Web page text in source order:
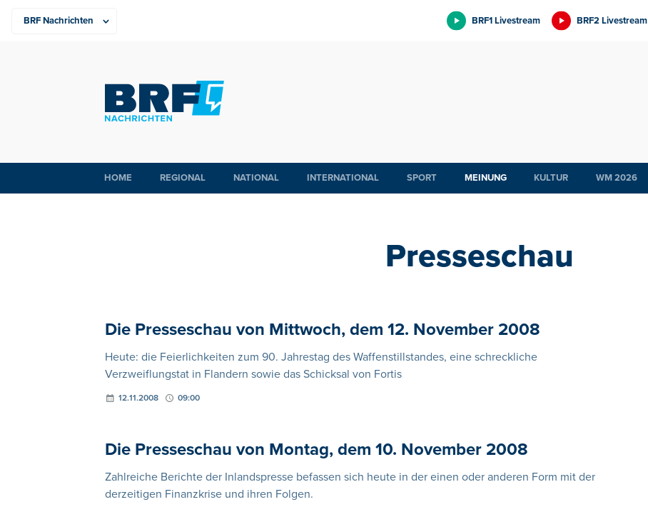
BRF1 Livestream BRF2 Livestream
HOME REGIONAL NATIONAL INTERNATIONAL SPORT MEINUNG KULTUR WM 2026
Presseschau
Die Presseschau von Mittwoch, dem 12. November 2008
Heute: die Feierlichkeiten zum 90. Jahrestag des Waffenstillstandes, eine schreckliche
Verzweiflungstat in Flandern sowie das Schicksal von Fortis
12.11.2008 09:00
Die Presseschau von Montag, dem 10. November 2008
Zahlreiche Berichte der Inlandspresse befassen sich heute in der einen oder anderen Form mit der
derzeitigen Finanzkrise und ihren Folgen.